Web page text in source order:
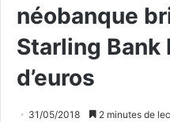
néobanque
Starling Bank
d’euros
31/05/2018 2 minutes de